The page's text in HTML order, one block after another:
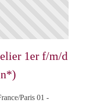
1er f/m/d
Paris 01 -